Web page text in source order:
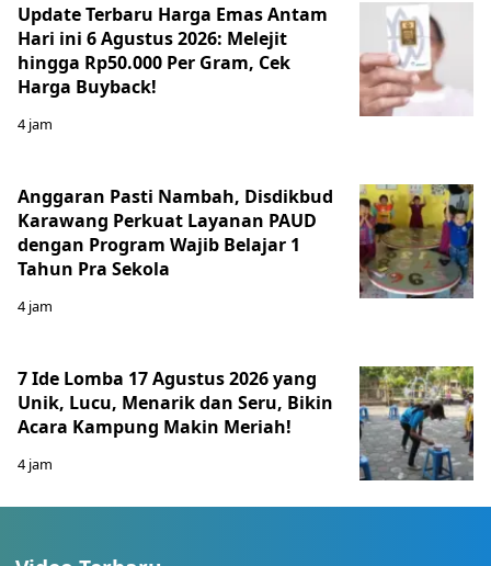
Update Terbaru Harga Emas Antam
Hari ini 6 Agustus 2026: Melejit
hingga Rp50.000 Per Gram, Cek
Harga Buyback!
4 jam
Anggaran Pasti Nambah, Disdikbud
Karawang Perkuat Layanan PAUD
dengan Program Wajib Belajar 1
Tahun Pra Sekola
4 jam
7 Ide Lomba 17 Agustus 2026 yang
Unik, Lucu, Menarik dan Seru, Bikin
Acara Kampung Makin Meriah!
4 jam